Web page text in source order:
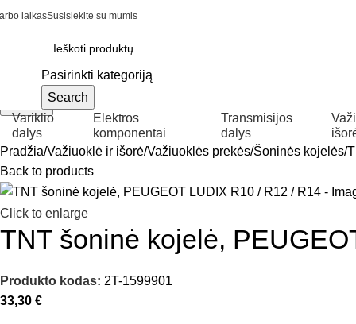
laikasSusisiekite su mumis
Pasirinkti kategoriją
Search
Variklio
dalys
Elektros
komponentai
Transmisijos
dalys
Pradžia Važiuoklė ir išorė Važiuoklės prekės Šoninės kojelės
Back to products
Click to enlarge
TNT šoninė kojelė,
Produkto kodas: 2T-1599901
33,30 €